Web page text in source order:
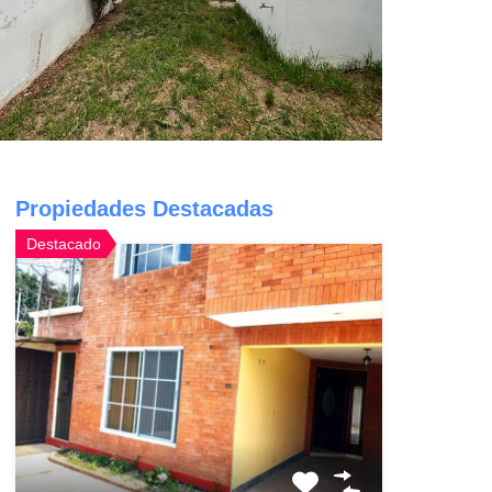
Propiedades Destacadas
Destacado